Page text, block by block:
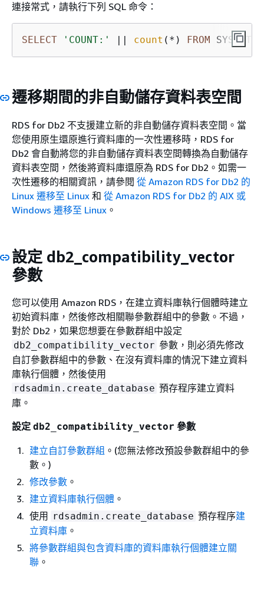
連接常式，請執行下列 SQL 命令：
SELECT 'COUNT:' || count ( * ) FROM
遷移期間的非自動儲存資料表空間
RDS for Db2 不支援建立新的非自動儲存資料表空間。當
您使用原生還原進行資料庫的一次性遷移時，RDS for
Db2 會自動將您的非自動儲存資料表空間轉換為自動儲存
資料表空間，然後將資料庫還原為 RDS for Db2。如需一
次性遷移的相關資訊，請參閱 從 Amazon RDS for Db2 的
Linux 遷移至 Linux 和 從 Amazon RDS for Db2 的 AIX 或
Windows 遷移至 Linux 。
設定 db2_compatibility_vector
參數
您可以使用 Amazon RDS，在建立資料庫執行個體時建立
初始資料庫，然後修改相關聯參數群組中的參數。不過，
對於 Db2，如果您想要在參數群組中設定
db2_compatibility_vector 參數，則必須先修改
自訂參數群組中的參數、在沒有資料庫的情況下建立資料
庫執行個體，然後使用
rdsadmin.create_database 預存程序建立資料
庫。
設定 db2_compatibility_vector 參數
建立自訂參數群組 。(您無法修改預設參數群組中的參
數。)
修改參數 。
建立資料庫執行個體 。
使用
rdsadmin.create_database 預存程序建
立資料庫 。
將參數群組與包含資料庫的資料庫執行個體建立關
聯 。